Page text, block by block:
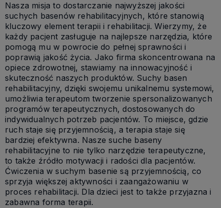
Nasza misja to dostarczanie najwyższej jakości
suchych basenów rehabilitacyjnych, które stanowią
kluczowy element terapii i rehabilitacji. Wierzymy, że
każdy pacjent zasługuje na najlepsze narzędzia, które
pomogą mu w powrocie do pełnej sprawności i
poprawią jakość życia. Jako firma skoncentrowana na
opiece zdrowotnej, stawiamy na innowacyjność i
skuteczność naszych produktów. Suchy basen
rehabilitacyjny, dzięki swojemu unikalnemu systemowi,
umożliwia terapeutom tworzenie spersonalizowanych
programów terapeutycznych, dostosowanych do
indywidualnych potrzeb pacjentów. To miejsce, gdzie
ruch staje się przyjemnością, a terapia staje się
bardziej efektywna. Nasze suche baseny
rehabilitacyjne to nie tylko narzędzie terapeutyczne,
to także źródło motywacji i radości dla pacjentów.
Ćwiczenia w suchym basenie są przyjemnością, co
sprzyja większej aktywności i zaangażowaniu w
proces rehabilitacji. Dla dzieci jest to także przyjazna i
zabawna forma terapii.